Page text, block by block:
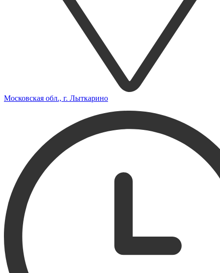
Московская обл., г. Лыткарино